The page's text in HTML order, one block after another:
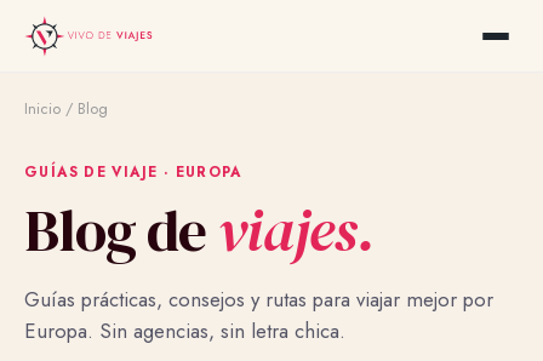
Inicio / Blog
GUÍAS DE VIAJE · EUROPA
Blog deviajes.
Guías prácticas, consejos y rutas para viajar mejor por
Europa. Sin agencias, sin letra chica.